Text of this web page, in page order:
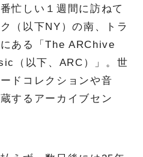
忙しい１週間に訪ねて
（以下NY）の南、トラ
ある「The ARChive
（以下、ARC）」。世
ドコレクションや音
するアーカイブセン